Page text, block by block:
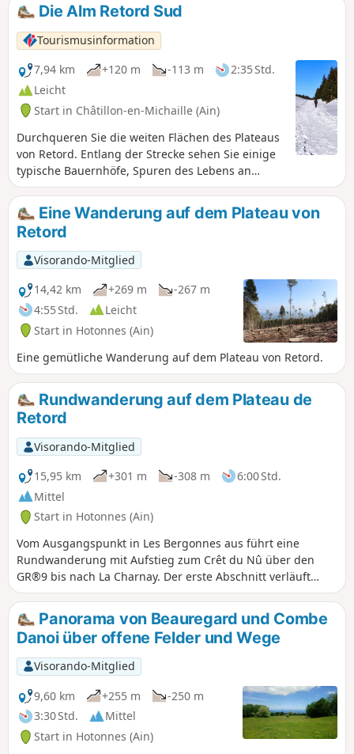
über 1000 m ohne Schwierigkeiten zu bewältigen. Sie kann
auch mit Schneeschuhen zurückgelegt werden. Bei gutem
Wetter hat man einen Blick auf den Mont Blanc.
Die Alm Retord Sud
Tourismusinformation
7,94 km
+120 m -113 m
2:35 Std.
Leicht
Start in Châtillon-en-Michaille (Ain)
Durchqueren Sie die weiten Flächen des Plateaus
von Retord. Entlang der Strecke sehen Sie einige
typische Bauernhöfe, Spuren des Lebens an
einem unberührten und geschützten Ort.
Eine Wanderung auf dem Plateau von
Retord
Visorando-Mitglied
14,42 km
+269 m
-267 m
4:55 Std.
Leicht
Start in Hotonnes (Ain)
Eine gemütliche Wanderung auf dem Plateau von Retord.
Rundwanderung auf dem Plateau de
Retord
Visorando-Mitglied
15,95 km
+301 m -308 m
6:00 Std.
Mittel
Start in Hotonnes (Ain)
Vom Ausgangspunkt in Les Bergonnes aus führt eine
Rundwanderung mit Aufstieg zum Crêt du Nû über den
GR®9 bis nach La Charnay. Der erste Abschnitt verläuft
durch einen Wald mit schönen Buchen. An der Croix de
Terments und am Crêt du Nû: Steigen Sie hinauf zu den
Aussichtspunkten, um den Blick auf die Rhône und die
Alpen zu genießen. Der zweite Teil des Aufstiegs verläuft
über das Plateau. Anschließend erreicht man die Ferme du
Retord. Hinter der Ferme geht es auf dem gelb markierten
Weg hinunter in Richtung La Grange à Lucien. Der Abstieg
führt weiter zum Pré Brachet, dann zum Gros Frêne und zu
den Granges Charpy, um schließlich wieder in Les
Bergonnes anzukommen.
Panorama von Beauregard und Combe
Danoi über offene Felder und Wege
Visorando-Mitglied
9,60 km
+255 m
-250 m
3:30 Std.
Mittel
Start in Hotonnes (Ain)